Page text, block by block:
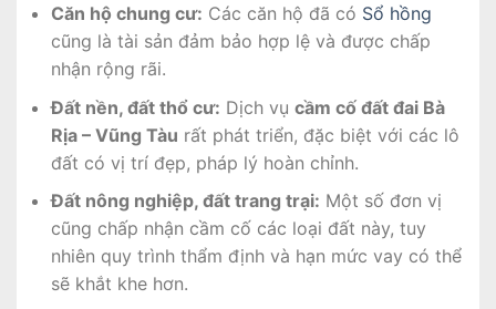
Căn hộ chung cư: Các căn hộ đã có Sổ hồng
cũng là tài sản đảm bảo hợp lệ và được chấp
nhận rộng rãi.
Đất nền, đất thổ cư: Dịch vụ cầm cố đất đai Bà
Rịa – Vũng Tàu rất phát triển, đặc biệt với các lô
đất có vị trí đẹp, pháp lý hoàn chỉnh.
Đất nông nghiệp, đất trang trại: Một số đơn vị
cũng chấp nhận cầm cố các loại đất này, tuy
nhiên quy trình thẩm định và hạn mức vay có thể
sẽ khắt khe hơn.